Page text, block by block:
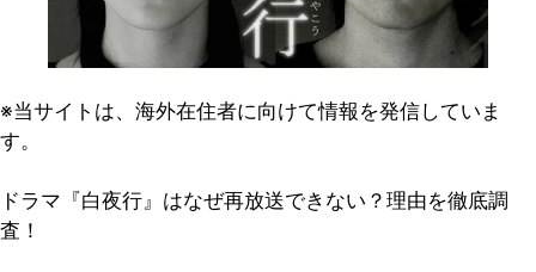
※当サイトは、海外在住者に向けて情報を発信していま
す。
ドラマ『白夜行』はなぜ再放送できない？理由を徹底調
査！